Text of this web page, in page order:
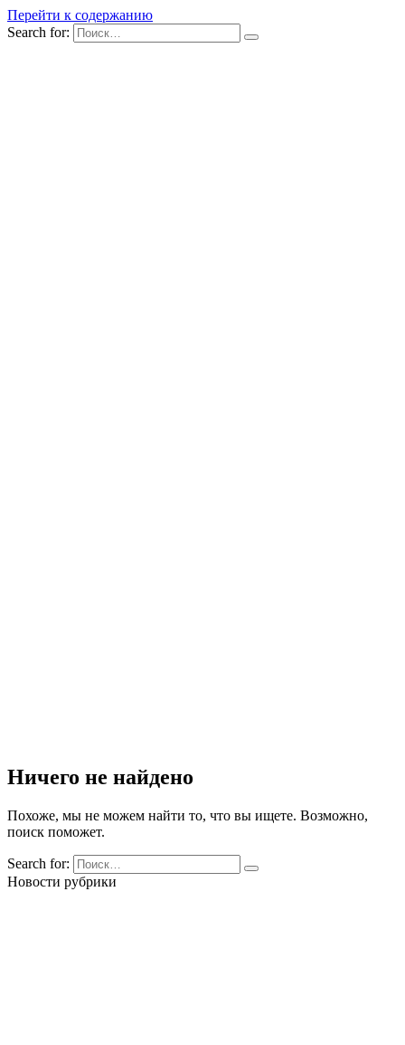
Перейти к содержанию
Search for:
Ничего не найдено
Похоже, мы не можем найти то, что вы ищете. Возможно,
поиск поможет.
Search for:
Новости рубрики